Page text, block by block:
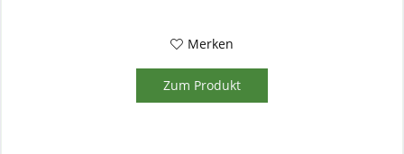
Merken
Zum Produkt